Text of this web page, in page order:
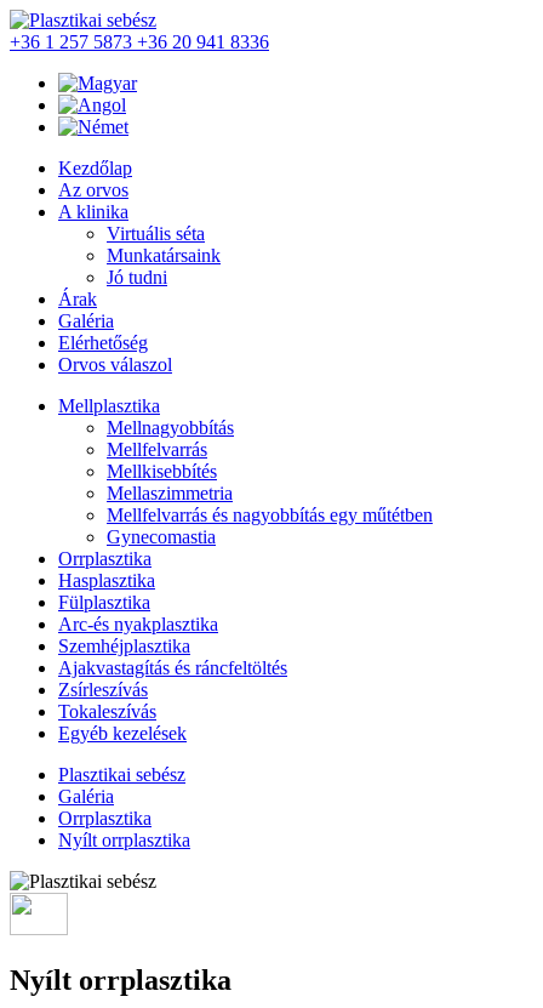
+36 1 257 5873 +36 20 941 8336
Kezdőlap
Az orvos
A klinika
Virtuális séta
Munkatársaink
Jó tudni
Árak
Galéria
Elérhetőség
Orvos válaszol
Mellplasztika
Mellnagyobbítás
Mellfelvarrás
Mellkisebbítés
Mellaszimmetria
Mellfelvarrás és nagyobbítás egy műtétben
Gynecomastia
Orrplasztika
Hasplasztika
Fülplasztika
Arc-és nyakplasztika
Szemhéjplasztika
Ajakvastagítás és ráncfeltöltés
Zsírleszívás
Tokaleszívás
Egyéb kezelések
Plasztikai sebész
Galéria
Orrplasztika
Nyílt orrplasztika
Nyílt orrplasztika